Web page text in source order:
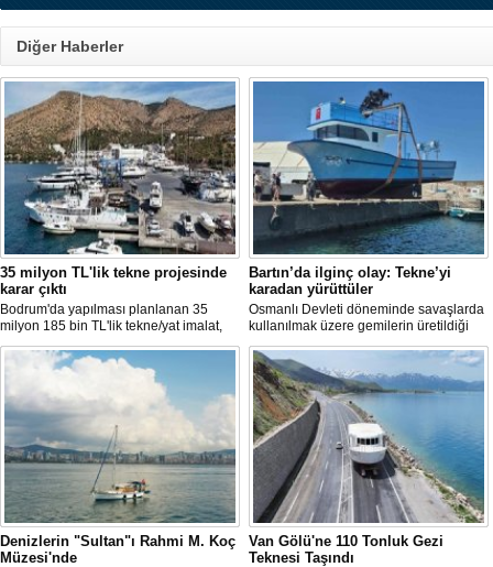
Diğer Haberler
35 milyon TL'lik tekne projesinde
karar çıktı
Bodrum'da yapılması planlanan 35
milyon 185 bin TL'lik tekne/yat imalat,
bakım-onarım ve çekek yeri projesinde
ÇED süreci sonlandırıldı. Bakanlık,
başvuru dosyasının yasal süre
içerisinde yeniden sunulmaması
üzerine süreci kapattı.
Bartın’da ilginç olay: Tekne’yi
karadan yürüttüler
Osmanlı Devleti döneminde savaşlarda
kullanılmak üzere gemilerin üretildiği
Bartın’ın Kurucaşile ilçesinde üretilen 11
metrelik tekne adeta karadan yürütüldü.
Dağları, tepeleri aşan balıkçı teknesi,
evlerin de bulunduğu dar ve virajlı
sokaklarda süren 3 saatlik yolculun
ardından denize kavuştu.
Denizlerin "Sultan"ı Rahmi M. Koç
Müzesi'nde
Van Gölü'ne 110 Tonluk Gezi
Teknesi Taşındı